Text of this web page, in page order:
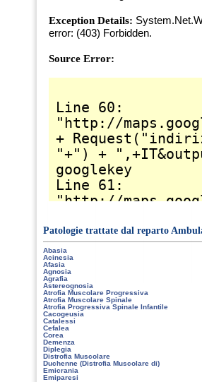
Patologie trattate dal reparto
Abasia
Acinesia
Afasia
Agnosia
Agrafia
Astereognosia
Atrofia Muscolare Progressiva
Atrofia Muscolare Spinale
Atrofia Progressiva Spinale Infantile
Cacogeusia
Catalessi
Cefalea
Corea
Demenza
Diplegia
Distrofia Muscolare
Duchenne (Distrofia Muscolare di)
Emicrania
Emiparesi